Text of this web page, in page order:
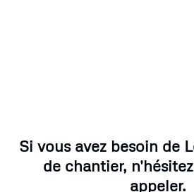
Si vous avez besoin de
de chantier,
appeler.